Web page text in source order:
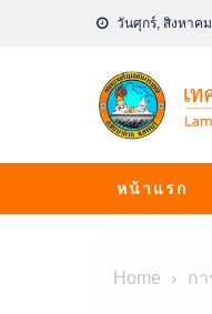
วันศุกร์, สิงหาค
หน้าแรก
Home ก